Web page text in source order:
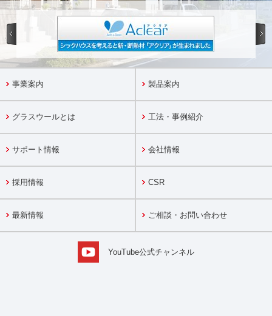
事業案内 製品案内
グラスウールとは 工法・事例紹介
サポート情報 会社情報
採用情報 CSR
最新情報 ご相談・お問い合わせ
YouTube公式チャンネル